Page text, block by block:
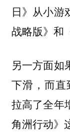
日》从小游
战略版》和
另一方面如
下滑，而
拉高了全年
角洲行动》